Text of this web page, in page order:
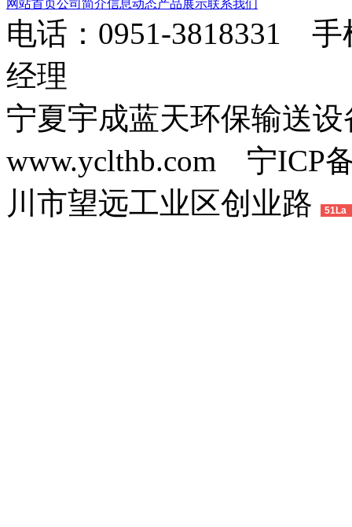
网站首页公司简介信息动态产品展示联系我们
电话：0951-3818331 手
经理
宁夏宇成蓝天环保输送
www.yclthb.com 宁ICP
川市望远工业区创业路
51La